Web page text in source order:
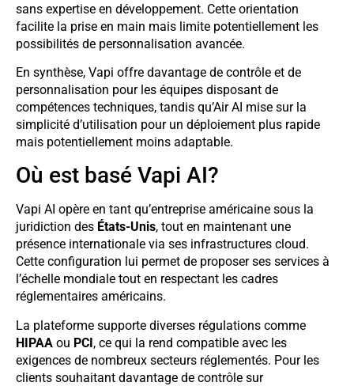
sans expertise en développement. Cette orientation
facilite la prise en main mais limite potentiellement les
possibilités de personnalisation avancée.
En synthèse, Vapi offre davantage de contrôle et de
personnalisation pour les équipes disposant de
compétences techniques, tandis qu’Air AI mise sur la
simplicité d’utilisation pour un déploiement plus rapide
mais potentiellement moins adaptable.
Où est basé Vapi AI?
Vapi AI opère en tant qu’entreprise américaine sous la
juridiction des États-Unis, tout en maintenant une
présence internationale via ses infrastructures cloud.
Cette configuration lui permet de proposer ses services à
l’échelle mondiale tout en respectant les cadres
réglementaires américains.
La plateforme supporte diverses régulations comme
HIPAA ou PCI, ce qui la rend compatible avec les
exigences de nombreux secteurs réglementés. Pour les
clients souhaitant davantage de contrôle sur